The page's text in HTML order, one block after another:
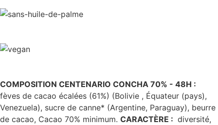
COMPOSITION CENTENARIO CONCHA 70% - 48H :
fèves de cacao écalées (61%) (Bolivie , Équateur (pays),
Venezuela), sucre de canne* (Argentine, Paraguay), beurre
de cacao, Cacao 70% minimum. CARACTÈRE : diversité,